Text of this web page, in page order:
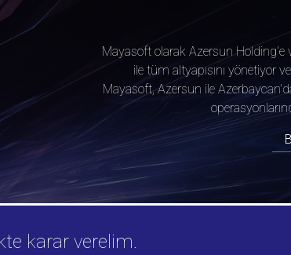
Mayasoft olarak Azersun
ile tüm altyapısını yönetiyor
Mayasoft, Azersun ile
karar verelim.